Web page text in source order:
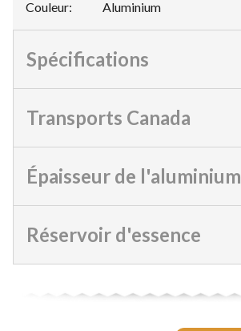
Couleur: Aluminium
Spécifications
Transports Canada
Épaisseur de l'aluminium
Réservoir d'essence